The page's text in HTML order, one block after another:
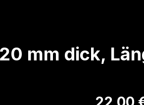
mm dick,
Regulärer